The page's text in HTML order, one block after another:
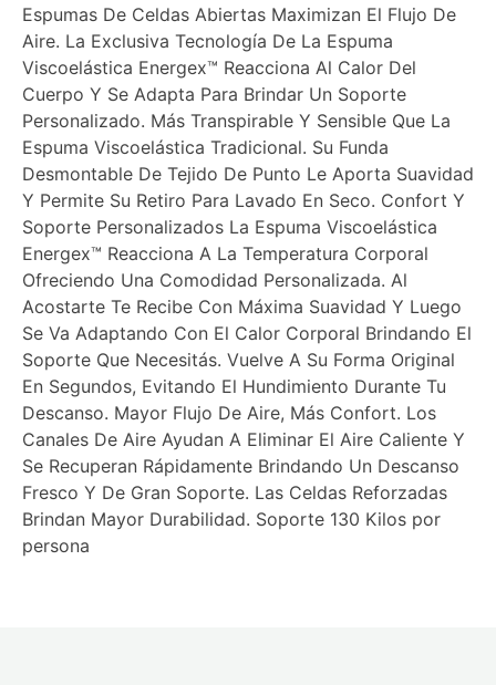
Espumas De Celdas Abiertas Maximizan El Flujo De
Aire. La Exclusiva Tecnología De La Espuma
Viscoelástica Energex™ Reacciona Al Calor Del
Cuerpo Y Se Adapta Para Brindar Un Soporte
Personalizado. Más Transpirable Y Sensible Que La
Espuma Viscoelástica Tradicional. Su Funda
Desmontable De Tejido De Punto Le Aporta Suavidad
Y Permite Su Retiro Para Lavado En Seco. Confort Y
Soporte Personalizados La Espuma Viscoelástica
Energex™ Reacciona A La Temperatura Corporal
Ofreciendo Una Comodidad Personalizada. Al
Acostarte Te Recibe Con Máxima Suavidad Y Luego
Se Va Adaptando Con El Calor Corporal Brindando El
Soporte Que Necesitás. Vuelve A Su Forma Original
En Segundos, Evitando El Hundimiento Durante Tu
Descanso. Mayor Flujo De Aire, Más Confort. Los
Canales De Aire Ayudan A Eliminar El Aire Caliente Y
Se Recuperan Rápidamente Brindando Un Descanso
Fresco Y De Gran Soporte. Las Celdas Reforzadas
Brindan Mayor Durabilidad. Soporte 130 Kilos por
persona